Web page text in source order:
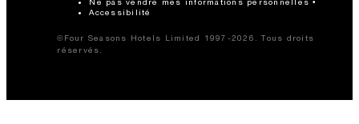
Accessibilité
©Four Seasons Hotels Limited 1997-2026. Tous droits
réservés.